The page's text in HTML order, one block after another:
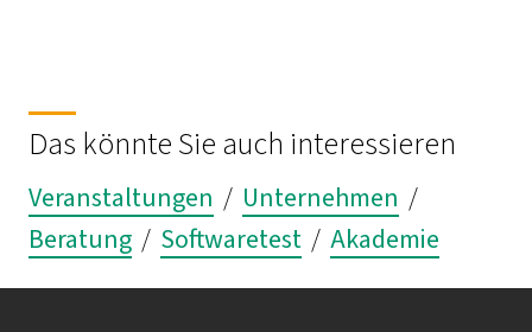
Das könnte Sie auch interessieren
Veranstaltungen / Unternehmen /
Beratung / Softwaretest / Akademie